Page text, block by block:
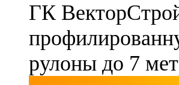
ГК
рулоны до 7